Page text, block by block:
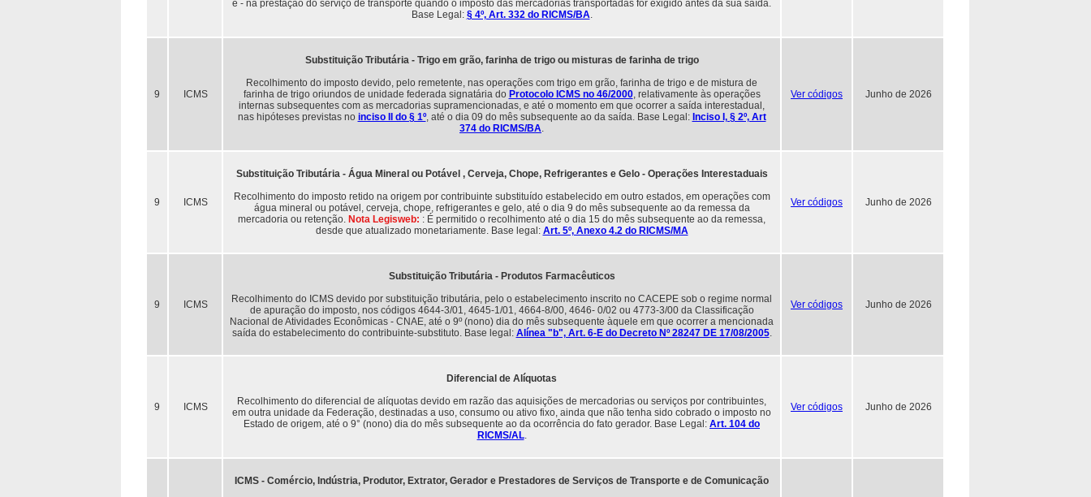
e - na prestação do serviço de transporte quando o imposto das mercadorias transportadas for exigido antes da sua saída.
Base Legal: § 4º, Art. 332 do RICMS/BA.
9 ICMS
Substituição Tributária - Trigo em grão, farinha de trigo ou misturas de farinha de trigo
Recolhimento do imposto devido, pelo remetente, nas operações com trigo em grão, farinha de trigo e de mistura de
farinha de trigo oriundos de unidade federada signatária do Protocolo ICMS no 46/2000, relativamente às operações
internas subsequentes com as mercadorias supramencionadas, e até o momento em que ocorrer a saída interestadual,
nas hipóteses previstas no inciso II do § 1º, até o dia 09 do mês subsequente ao da saída. Base Legal: Inciso I, § 2º, Art
374 do RICMS/BA.
Ver códigos Junho de 2026
9 ICMS
Substituição Tributária - Água Mineral ou Potável , Cerveja, Chope, Refrigerantes e Gelo - Operações Interestaduais
Recolhimento do imposto retido na origem por contribuinte substituído estabelecido em outro estados, em operações com
água mineral ou potável, cerveja, chope, refrigerantes e gelo, até o dia 9 do mês subsequente ao da remessa da
mercadoria ou retenção. Nota Legisweb: : É permitido o recolhimento até o dia 15 do mês subsequente ao da remessa,
desde que atualizado monetariamente. Base legal: Art. 5º, Anexo 4.2 do RICMS/MA
Ver códigos Junho de 2026
9 ICMS
Substituição Tributária - Produtos Farmacêuticos
Recolhimento do ICMS devido por substituição tributária, pelo o estabelecimento inscrito no CACEPE sob o regime normal
de apuração do imposto, nos códigos 4644-3/01, 4645-1/01, 4664-8/00, 4646- 0/02 ou 4773-3/00 da Classificação
Nacional de Atividades Econômicas - CNAE, até o 9º (nono) dia do mês subsequente àquele em que ocorrer a mencionada
saída do estabelecimento do contribuinte-substituto. Base legal: Alínea "b", Art. 6-E do Decreto Nº 28247 DE 17/08/2005.
Ver códigos Junho de 2026
9 ICMS
Diferencial de Alíquotas
Recolhimento do diferencial de alíquotas devido em razão das aquisições de mercadorias ou serviços por contribuintes,
em outra unidade da Federação, destinadas a uso, consumo ou ativo fixo, ainda que não tenha sido cobrado o imposto no
Estado de origem, até o 9° (nono) dia do mês subsequente ao da ocorrência do fato gerador. Base Legal: Art. 104 do
RICMS/AL.
Ver códigos Junho de 2026
ICMS - Comércio, Indústria, Produtor, Extrator, Gerador e Prestadores de Serviços de Transporte e de Comunicação